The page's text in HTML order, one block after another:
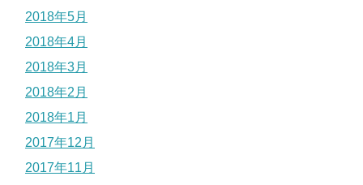
2018年5月
2018年4月
2018年3月
2018年2月
2018年1月
2017年12月
2017年11月